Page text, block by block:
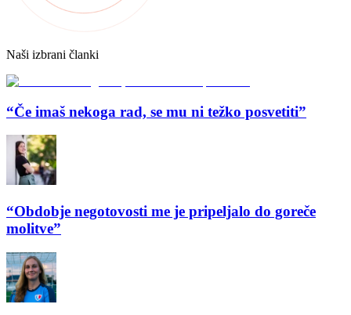
Naši izbrani članki
“Če imaš nekoga rad, se mu ni težko posvetiti”
“Obdobje negotovosti me je pripeljalo do goreče
molitve”